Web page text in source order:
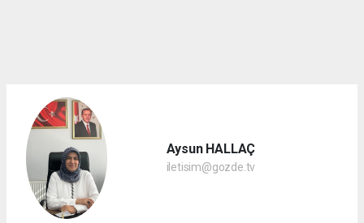
Aysun HALLAÇ
iletisim@gozde.tv